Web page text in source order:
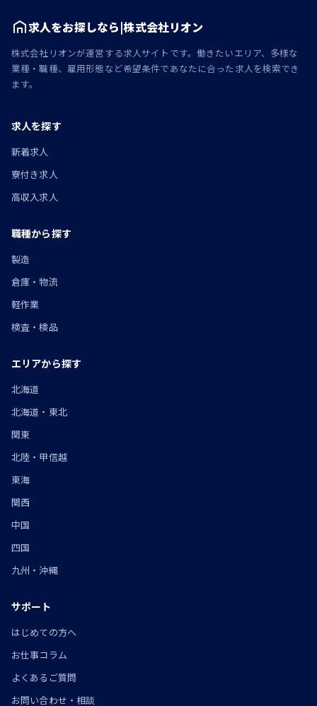
求人をお探しなら|株式会社リオン
株式会社リオンが運営する求人サイトです。働きたいエリア、多様な
業種・職種、雇用形態など希望条件であなたに合った求人を検索でき
ます。
求人を探す
新着求人
寮付き求人
高収入求人
職種から探す
製造
倉庫・物流
軽作業
検査・検品
エリアから探す
北海道
北海道・東北
関東
北陸・甲信越
東海
関西
中国
四国
九州・沖縄
サポート
はじめての方へ
お仕事コラム
よくあるご質問
お問い合わせ・相談